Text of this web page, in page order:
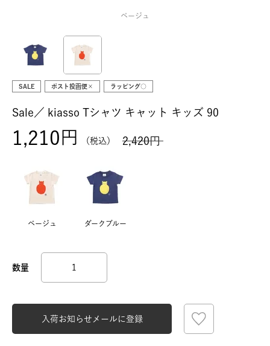
ベージュ
SALE ポスト投函便× ラッピング○
Sale／ kiasso Tシャツ キャット キッズ 90
2,420
1,210 税込
ベージュ ダークブルー
入荷お知らせメールに登録